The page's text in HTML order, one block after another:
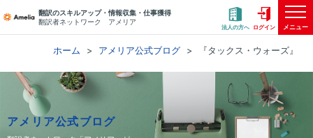
翻訳のスキルアップ・情報収集・仕事獲得
翻訳者ネットワーク アメリア
法人の方へ ログイン メニュー
ホーム アメリア公式ブログ 『タックス・ウォーズ』
アメリア公式ブログ